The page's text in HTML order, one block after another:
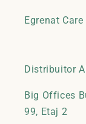
Egrenat Care
Distribuitor
Big Offices
99, Etaj 2